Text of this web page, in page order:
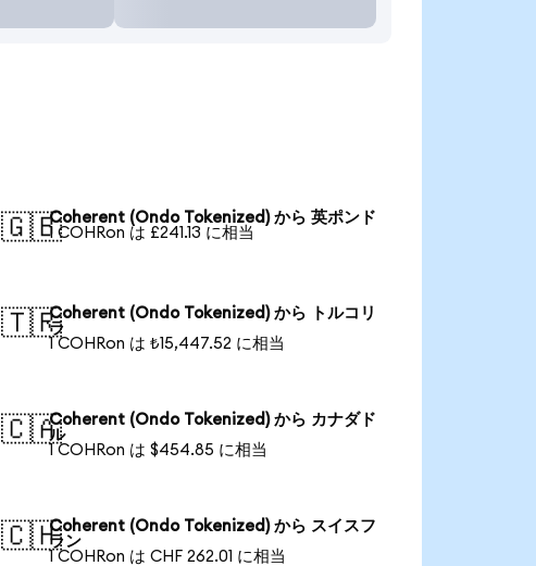
🇬🇧Coherent (Ondo Tokenized) から 英ポンド
1 COHRon は £241.13 に相当
🇹🇷Coherent (Ondo Tokenized) から トルコリ
ラ
1 COHRon は ₺15,447.52 に相当
🇨🇦Coherent (Ondo Tokenized) から カナダド
ル
1 COHRon は $454.85 に相当
🇨🇭Coherent (Ondo Tokenized) から スイスフ
ラン
1 COHRon は CHF 262.01 に相当